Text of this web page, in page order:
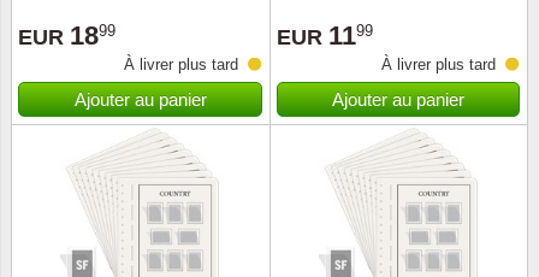
EUR 1899
À livrer plus tard
Ajouter au panier
EUR 1199
À livrer plus tard
Ajouter au panier